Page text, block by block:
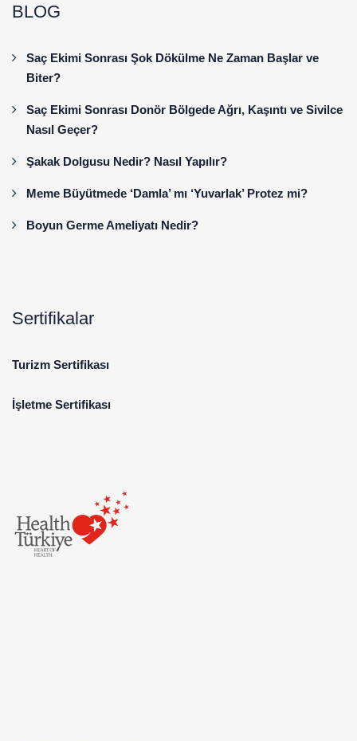
BLOG
Saç Ekimi Sonrası Şok Dökülme Ne Zaman Başlar ve
Biter?
Saç Ekimi Sonrası Donör Bölgede Ağrı, Kaşıntı ve Sivilce
Nasıl Geçer?
Şakak Dolgusu Nedir? Nasıl Yapılır?
Meme Büyütmede ‘Damla’ mı ‘Yuvarlak’ Protez mi?
Boyun Germe Ameliyatı Nedir?
Sertifikalar
Turizm Sertifikası
İşletme Sertifikası